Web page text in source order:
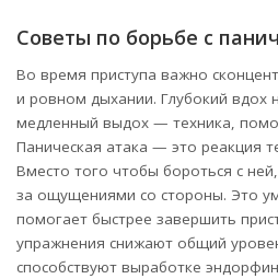
Советы по борьбе с
Во время приступа важно
и ровном дыхании. Глубокий вдох
медленный выдох — техника,
Паническая атака — это реакция
Вместо того чтобы бороться с
за ощущениями со стороны. Это
помогает быстрее завершить
упражнения снижают общий
способствуют выработке